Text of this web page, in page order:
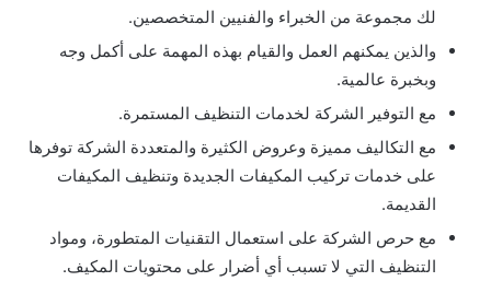
لك مجموعة من الخبراء والفنيين المتخصصين.
والذين يمكنهم العمل والقيام بهذه المهمة على أكمل وجه
وبخبرة عالمية.
مع التوفير الشركة لخدمات التنظيف المستمرة.
مع التكاليف مميزة وعروض الكثيرة والمتعددة الشركة توفرها
على خدمات تركيب المكيفات الجديدة وتنظيف المكيفات
القديمة.
مع حرص الشركة على استعمال التقنيات المتطورة، ومواد
التنظيف التي لا تسبب أي أضرار على محتويات المكيف.